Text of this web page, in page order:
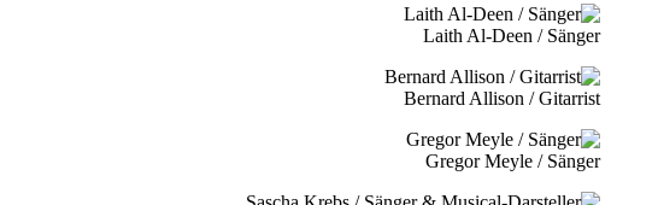
Laith Al-Deen / Sänger
Bernard Allison / Gitarrist
Gregor Meyle / Sänger